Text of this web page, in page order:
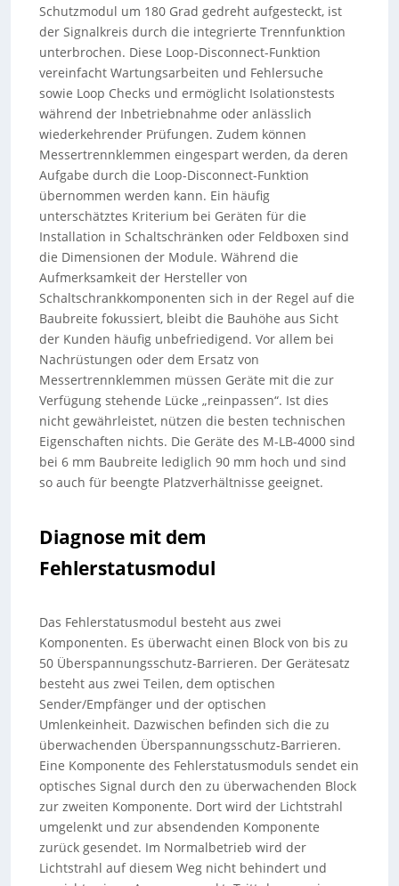
Schutzmodul um 180 Grad gedreht aufgesteckt, ist
der Signalkreis durch die integrierte Trennfunktion
unterbrochen. Diese Loop-Disconnect-Funktion
vereinfacht Wartungsarbeiten und Fehlersuche
sowie Loop Checks und ermöglicht Isolationstests
während der Inbetriebnahme oder anlässlich
wiederkehrender Prüfungen. Zudem können
Messertrennklemmen eingespart werden, da deren
Aufgabe durch die Loop-Disconnect-Funktion
übernommen werden kann. Ein häufig
unterschätztes Kriterium bei Geräten für die
Installation in Schaltschränken oder Feldboxen sind
die Dimensionen der Module. Während die
Aufmerksamkeit der Hersteller von
Schaltschrankkomponenten sich in der Regel auf die
Baubreite fokussiert, bleibt die Bauhöhe aus Sicht
der Kunden häufig unbefriedigend. Vor allem bei
Nachrüstungen oder dem Ersatz von
Messertrennklemmen müssen Geräte mit die zur
Verfügung stehende Lücke „reinpassen“. Ist dies
nicht gewährleistet, nützen die besten technischen
Eigenschaften nichts. Die Geräte des M-LB-4000 sind
bei 6 mm Baubreite lediglich 90 mm hoch und sind
so auch für beengte Platzverhältnisse geeignet.
Diagnose mit dem
Fehlerstatusmodul
Das Fehlerstatusmodul besteht aus zwei
Komponenten. Es überwacht einen Block von bis zu
50 Überspannungsschutz-Barrieren. Der Gerätesatz
besteht aus zwei Teilen, dem optischen
Sender/Empfänger und der optischen
Umlenkeinheit. Dazwischen befinden sich die zu
überwachenden Überspannungsschutz-Barrieren.
Eine Komponente des Fehlerstatusmoduls sendet ein
optisches Signal durch den zu überwachenden Block
zur zweiten Komponente. Dort wird der Lichtstrahl
umgelenkt und zur absendenden Komponente
zurück gesendet. Im Normalbetrieb wird der
Lichtstrahl auf diesem Weg nicht behindert und